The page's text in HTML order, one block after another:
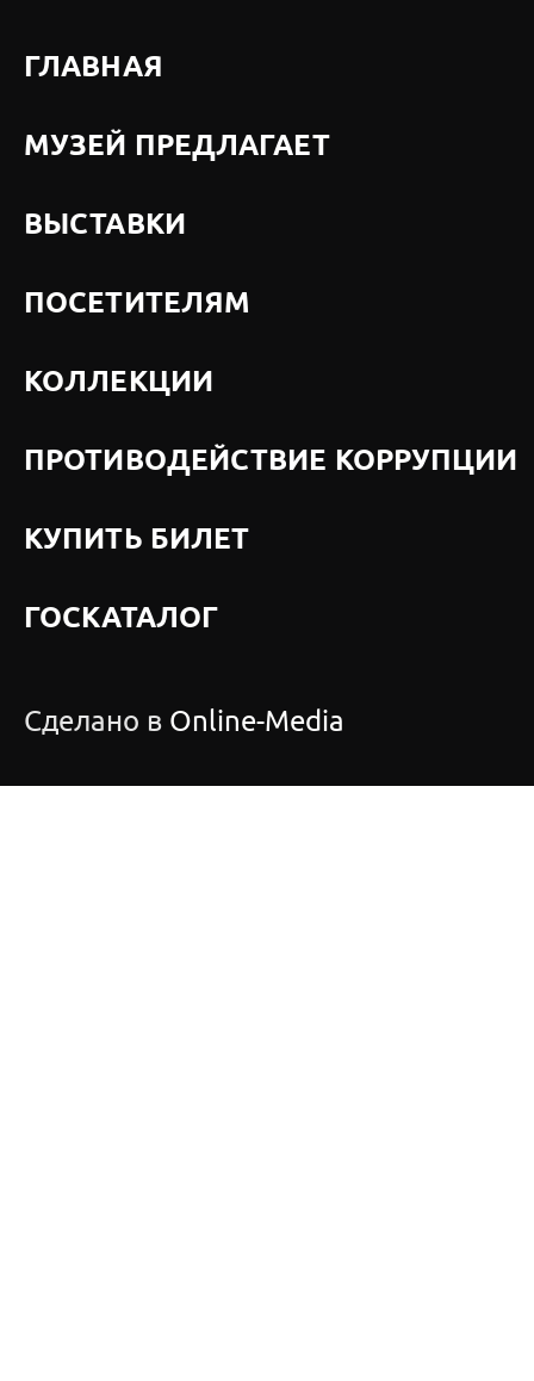
ГЛАВНАЯ
МУЗЕЙ ПРЕДЛАГАЕТ
ВЫСТАВКИ
ПОСЕТИТЕЛЯМ
КОЛЛЕКЦИИ
ПРОТИВОДЕЙСТВИЕ КОРРУПЦИИ
КУПИТЬ БИЛЕТ
ГОСКАТАЛОГ
Сделано в Online-Media